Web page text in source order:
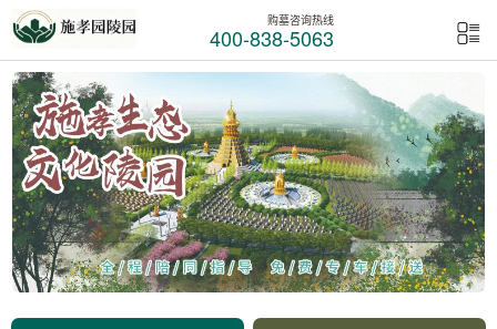
购墓咨询热线
400-838-5063